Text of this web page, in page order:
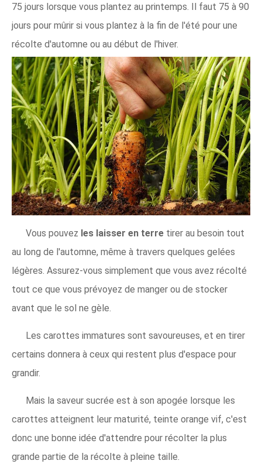
75 jours lorsque vous plantez au printemps. Il faut 75 à 90
jours pour mûrir si vous plantez à la fin de l'été pour une
récolte d'automne ou au début de l'hiver.
Vous pouvez les laisser en terre tirer au besoin tout
au long de l'automne, même à travers quelques gelées
légères. Assurez-vous simplement que vous avez récolté
tout ce que vous prévoyez de manger ou de stocker
avant que le sol ne gèle.
Les carottes immatures sont savoureuses, et en tirer
certains donnera à ceux qui restent plus d'espace pour
grandir.
Mais la saveur sucrée est à son apogée lorsque les
carottes atteignent leur maturité, teinte orange vif, c'est
donc une bonne idée d'attendre pour récolter la plus
grande partie de la récolte à pleine taille.